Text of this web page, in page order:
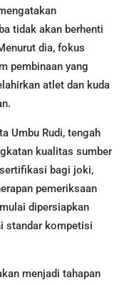
tidak akan berhenti
dia, fokus
pembinaan yang
atlet dan kuda
Umbu Rudi, tengah
kualitas sumber
bagi joki,
pemeriksaan
dipersiapkan
standar kompetisi
menjadi tahapan